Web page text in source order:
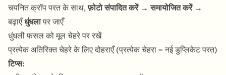
चयनित क्रॉप परत के साथ,फ़ोटो संपादित करें→समायोजित करें→
बढ़ाएँधुंधलापर जाएँ
धुंधली फसल को मूल चेहरे पर रखें
प्रत्येक अतिरिक्त चेहरे के लिए दोहराएँ (प्रत्येक चेहरा = नई डुप्लिकेट परत)
टिप्स: